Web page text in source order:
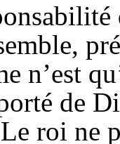
n’est
de
roi ne